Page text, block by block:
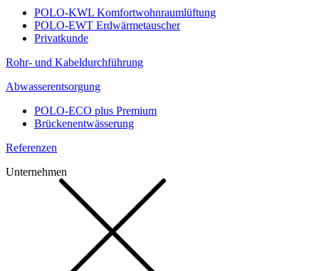
POLO-KWL Komfortwohnraumlüftung
POLO-EWT Erdwärmetauscher
Privatkunde
Rohr- und Kabeldurchführung
Abwasserentsorgung
POLO-ECO plus Premium
Brückenentwässerung
Referenzen
Unternehmen